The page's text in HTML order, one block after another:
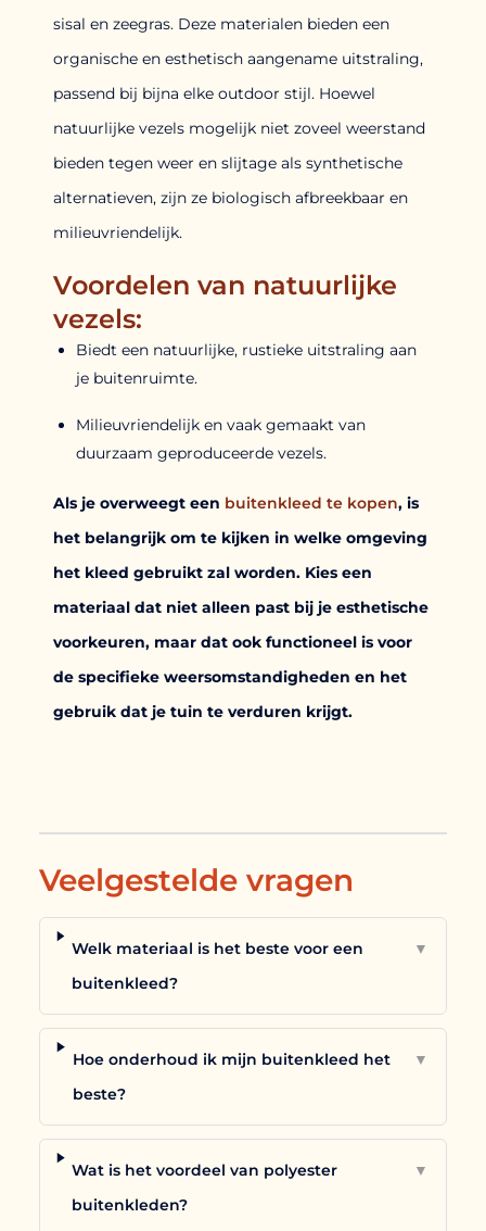
sisal en zeegras. Deze materialen bieden een
organische en esthetisch aangename uitstraling,
passend bij bijna elke outdoor stijl. Hoewel
natuurlijke vezels mogelijk niet zoveel weerstand
bieden tegen weer en slijtage als synthetische
alternatieven, zijn ze biologisch afbreekbaar en
milieuvriendelijk.
Voordelen van natuurlijke
vezels:
Biedt een natuurlijke, rustieke uitstraling aan
je buitenruimte.
Milieuvriendelijk en vaak gemaakt van
duurzaam geproduceerde vezels.
Als je overweegt een buitenkleed te kopen, is
het belangrijk om te kijken in welke omgeving
het kleed gebruikt zal worden. Kies een
materiaal dat niet alleen past bij je esthetische
voorkeuren, maar dat ook functioneel is voor
de specifieke weersomstandigheden en het
gebruik dat je tuin te verduren krijgt.
Veelgestelde vragen
Welk materiaal is het beste voor een
buitenkleed?
▼
Hoe onderhoud ik mijn buitenkleed het
beste?
▼
Wat is het voordeel van polyester
buitenkleden?
▼